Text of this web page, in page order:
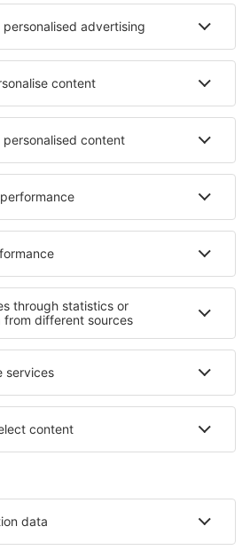
in Sainte-Sabine-Born
Hotel in Tomohon Hotel in Baccon
in Mutějovice
Hotel a Ipanema
Hotel a Fernando de Noronha
nelle Everglades
Reserve Hotel a Deserto di Atacama
Hotel in Bavarian Alps